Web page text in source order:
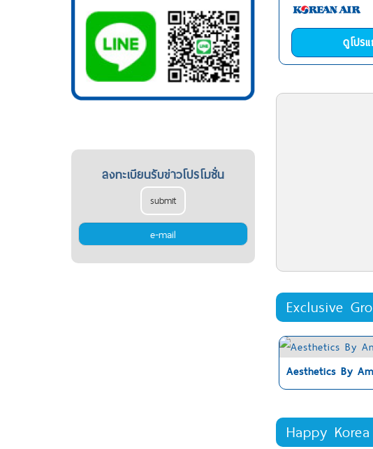
ลงทะเบียนรับข่าวโปรโมชั่น
submit
ดูโปร
Exclusive
Aesthetics By
Happy